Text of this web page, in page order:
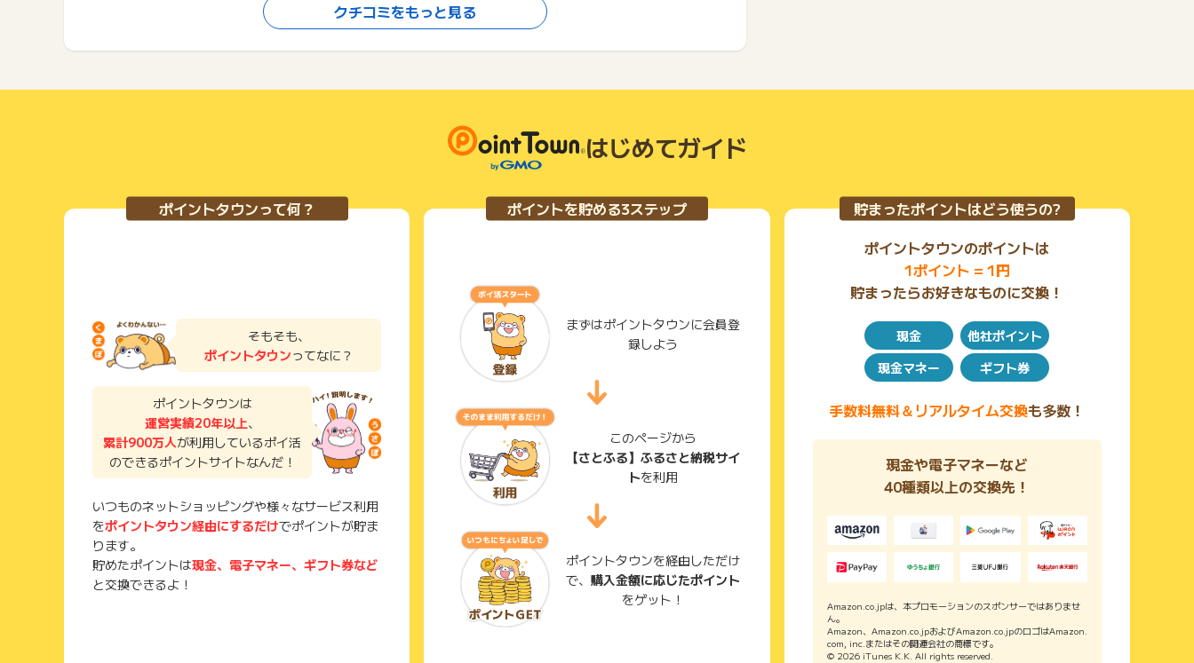
今年初めてふるさと納税を利用しました。 初めてなので税金の控除シュミレーションをしてみましたがいくらまで
寄付できるかがはっきりわかりませんでした。 それでも近隣の岐阜県中津川市への寄付なので少しでも応援できた
らと思いました。 返礼品は木製ペレットで2年半ほど前に家を建てたときに設置したペレットストーブの燃料を選
られて良かったです。 自然木なので安心です。難を言えば一袋18Kgは運ぶには重すぎます。せめて10Kgぐらいに
検索しやすく、目的の返礼品を見付けやすいです。 登録されている自治体の数も多いと思いますので、その分返礼
イントが上がります。 時々、メガさとふるの日があり、ポイントがさらに上がります。 更に、1年でどの自治体に
aurinko ( 40代 女性 会社員)
一時やらなかった年もありますがふるさと納税は何度か行い。 いずれも「さとふる」を利用してます。 CMでもお
馴染みなので信頼できたので利用しました。 使ってみての感想ですが 返礼品の種類を選ぶところ、お勧めなどそ
の他地域からも選べますが 金額からも選べる項目があれば良いなと思いました。 いくつか選び残り、少額で出来
そうだったので〇〇円とあったらすぐ選べたかも。 種類から選択し一番安い～から順番に見て選びました。 〇〇
円とあればそこからどれでも選べるものの安い～からスクロールして いくつものページを見ていくの疲れました。
とは言え返礼品のレビューもあり１つ１つは見て分かりやすかったです。
たぴらし
一週間に2～3日程度ある「さとふるの日」に寄付することにより、ステータスに応じたPaypayﾎﾟｲﾝﾄの還元（5～
７パーセント程度）もあったり、Paypayでの支払いにより 数パーセントキャッシュバックがあったりする等お得
クチコミをもっと見る
はじめてガイド
ポイントタウンって何？
そもそも、
ポイントタウンってなに？
ポイントタウンは
運営実績20年以上、
累計900万人が利用しているポイ活
のできるポイントサイトなんだ！
いつものネットショッピングや様々なサービス利用
をポイントタウン経由にするだけでポイントが貯ま
ります。
貯めたポイントは現金、電子マネー、ギフト券など
と交換できるよ！
ポイントを貯める3ステップ
まずはポイントタウンに会員登
録しよう
このページから
【さとふる】ふるさと納税サイ
トを利用
ポイントタウンを経由しただけ
で、 購入金額に応じたポイント
をゲット！
貯まったポイントはどう使うの?
ポイントタウンのポイントは
1ポイント = 1円
貯まったらお好きなものに交換！
現金
他社ポイント
現金マネー
ギフト券
手数料無料＆リアルタイム交換も多数！
現金や電子マネーなど
40種類以上の交換先！
Amazon.co.jpは、本プロモーションのスポンサーではありませ
ん。
Amazon、Amazon.co.jpおよびAmazon.co.jpのロゴはAmazon.
com, inc.またはその関連会社の商標です。
© 2026 iTunes K.K. All rights reserved.